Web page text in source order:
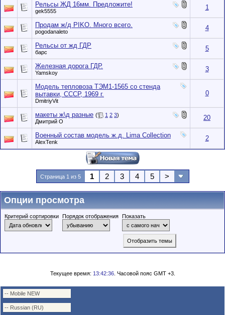
Рельсы ЖД 16мм. Предложите!
gek5555 1
Продам ж/д PIKO. Много всего.
pogodanaleto 4
Рельсы от жд ГДР
барс 5
Железная дорога ГДР.
Yamskoy 3
Модель тепловоза ТЭМ1-1565 со стенда
вытавки, СССР, 1969 г.
DmitriyVit
0
макеты ж\д разные ( 1 2 3)
Дмитрий О
20
Военный состав модель ж.д. Lima Collection
AlexTenk 2
Страница 1 из 5 1 2 3 4 5 >
Опции просмотра
Критерий сортировки Порядок отображения Показать
Текущее время: 13:42:36. Часовой пояс GMT +3.